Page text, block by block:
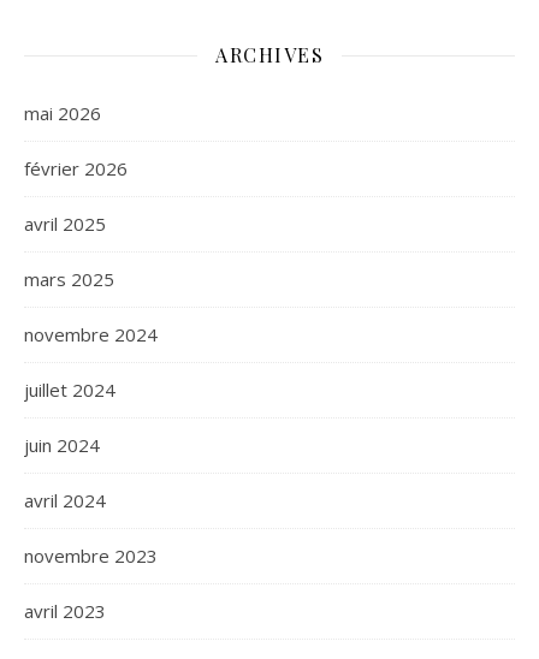
ARCHIVES
mai 2026
février 2026
avril 2025
mars 2025
novembre 2024
juillet 2024
juin 2024
avril 2024
novembre 2023
avril 2023